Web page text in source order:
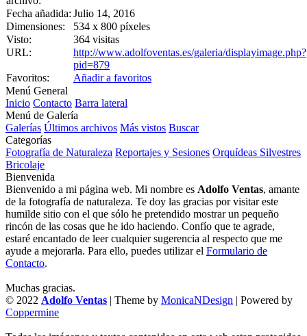
Fecha añadida: Julio 14, 2016
Dimensiones:
534 x 800 píxeles
Visto:
364 visitas
URL:
http://www.adolfoventas.es/galeria/displayimage.php?
pid=879
Favoritos:
Añadir a favoritos
Menú General
Inicio Contacto Barra lateral
Menú de Galería
Galerías Últimos archivos Más vistos Buscar
Categorías
Fotografía de Naturaleza Reportajes y Sesiones Orquídeas Silvestres
Bricolaje
Bienvenida
Bienvenido a mi página web. Mi nombre es Adolfo Ventas, amante
de la fotografía de naturaleza. Te doy las gracias por visitar este
humilde sitio con el que sólo he pretendido mostrar un pequeño
rincón de las cosas que he ido haciendo. Confío que te agrade,
estaré encantado de leer cualquier sugerencia al respecto que me
ayude a mejorarla. Para ello, puedes utilizar el Formulario de
Contacto.
Muchas gracias.
© 2022 Adolfo Ventas | Theme by MonicaNDesign | Powered by
Coppermine